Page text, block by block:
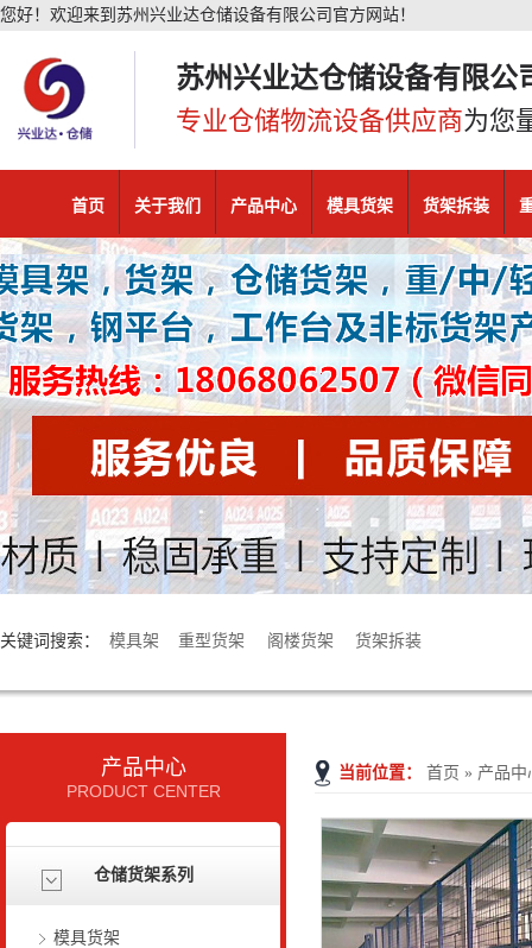
您好！欢迎来到苏州兴业达仓储设备有限公司官方网站！
苏州兴业达仓储设备有限公
专业仓储物流设备供应商为您
首页 关于我们 产品中心 模具货架 货架拆装
关键词搜索： 模具架 重型货架 阁楼货架 货架拆装
当前位置： 首页 » 产品中
产品中心
PRODUCT CENTER
仓储货架系列
模具货架